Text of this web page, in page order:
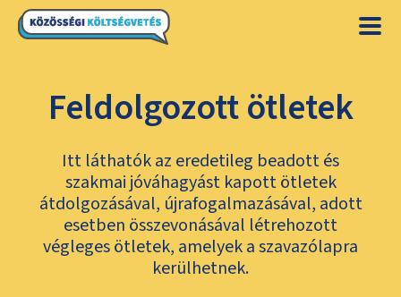
Feldolgozott ötletek
Itt láthatók az eredetileg beadott és
szakmai jóváhagyást kapott ötletek
átdolgozásával, újrafogalmazásával, adott
esetben összevonásával létrehozott
végleges ötletek, amelyek a szavazólapra
kerülhetnek.